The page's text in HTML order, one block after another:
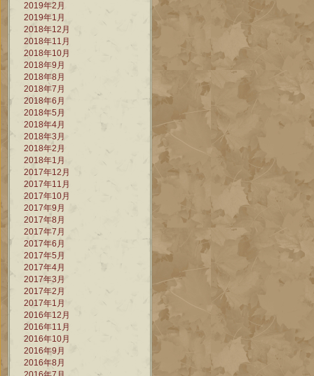
2019年2月
2019年1月
2018年12月
2018年11月
2018年10月
2018年9月
2018年8月
2018年7月
2018年6月
2018年5月
2018年4月
2018年3月
2018年2月
2018年1月
2017年12月
2017年11月
2017年10月
2017年9月
2017年8月
2017年7月
2017年6月
2017年5月
2017年4月
2017年3月
2017年2月
2017年1月
2016年12月
2016年11月
2016年10月
2016年9月
2016年8月